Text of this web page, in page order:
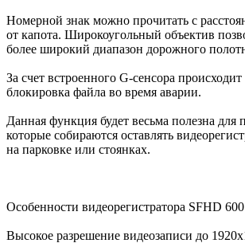
Номерной знак можно прочитать с
от капота. Широкоугольный объектив
более широкий диапазон дорожного
За счет встроенного G-сенсора происходит
блокировка файла во время аварии.
Данная функция будет весьма полезна для
которые собираются оставлять
на парковке или стоянках.
Особенности видеорегистратора SFHD
Высокое разрешение видеозаписи до